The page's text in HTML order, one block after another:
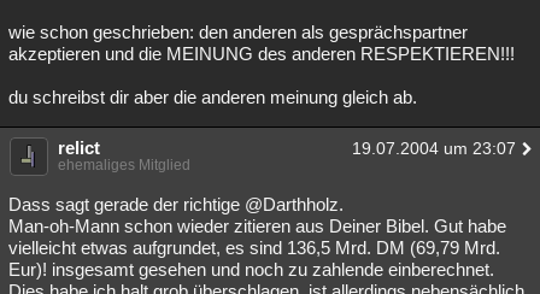
wie schon geschrieben: den anderen als gesprächspartner
akzeptieren und die MEINUNG des anderen RESPEKTIEREN!!!
du schreibst dir aber die anderen meinung gleich ab.
relict 19.07.2004 um 23:07
ehemaliges Mitglied
Dass sagt gerade der richtige @Darthholz.
Man-oh-Mann schon wieder zitieren aus Deiner Bibel. Gut habe
vielleicht etwas aufgrundet, es sind 136,5 Mrd. DM (69,79 Mrd.
Eur)! insgesamt gesehen und noch zu zahlende einberechnet.